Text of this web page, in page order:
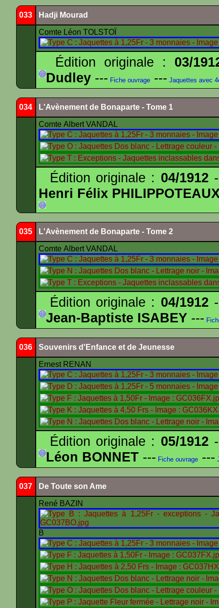
033 Hadji Mourad
Comte Léon TOLSTOÏ
Édition originale : 03/
Dudley --- Fiche ouvrage --- Jaquettes avec
034 L'Avènement de Bonaparte - Tome 1
Comte Albert VANDAL
Édition originale : 04/1912
Henri Félix
035 L'Avènement de Bonaparte - Tome 2
Comte Albert VANDAL
Édition originale : 04/1912
Jean-Baptiste ISABEY ---
036 Souvenirs d'Enfance et de Jeunesse
Ernest RENAN
Édition originale : 05/1912
Léon BONNET --- Fiche ouvrage ---
037 De Toute son Ame
René BAZIN
B